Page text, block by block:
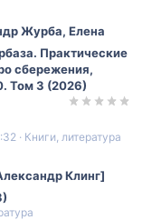
Журба, Елена
Практические
сбережения,
Том 3 (2026)
Книги, литература
Клинг]